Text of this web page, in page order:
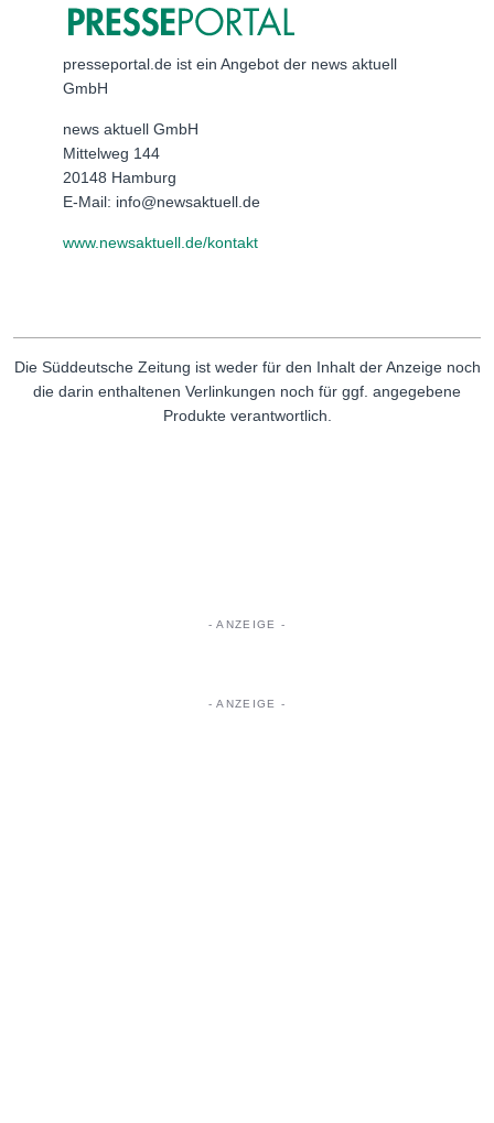
presseportal.de ist ein Angebot der news aktuell
GmbH
news aktuell GmbH
Mittelweg 144
20148 Hamburg
E-Mail: info@newsaktuell.de
www.newsaktuell.de/kontakt
Die Süddeutsche Zeitung ist weder für den Inhalt der Anzeige noch
die darin enthaltenen Verlinkungen noch für ggf. angegebene
Produkte verantwortlich.